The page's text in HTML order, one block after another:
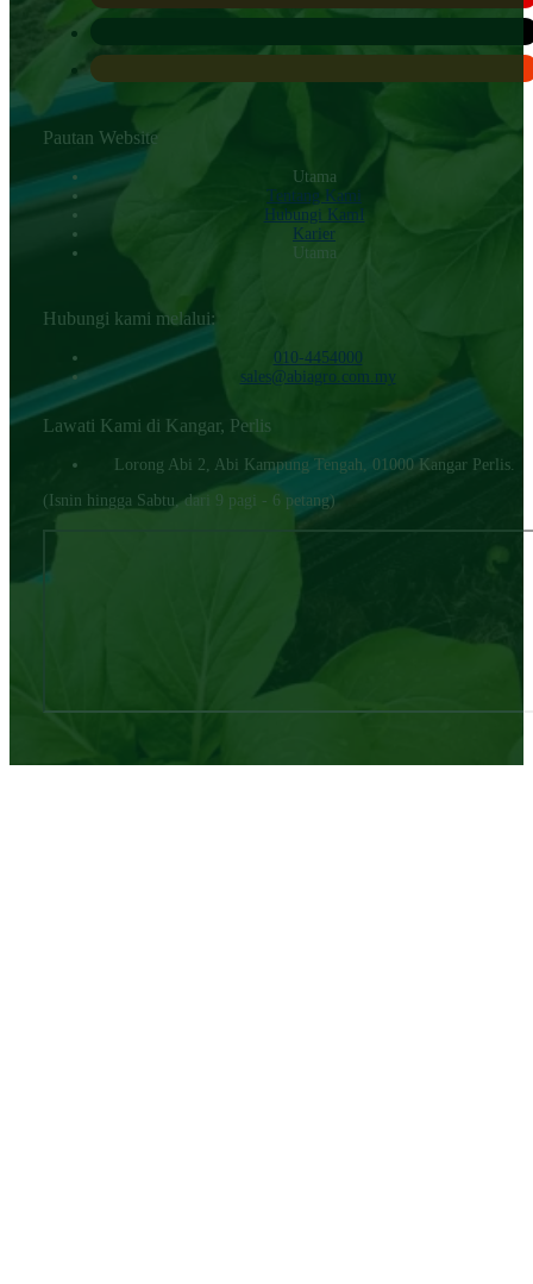
Pautan Website
Utama
Tentang Kami
Hubungi KamI
Karier
Utama
Hubungi kami melalui:
010-4454000‬
sales@abiagro.com.my
Lawati Kami di Kangar, Perlis
Lorong Abi 2, Abi Kampung Tengah, 01000 Kangar Perlis.
(Isnin hingga Sabtu, dari 9 pagi - 6 petang)